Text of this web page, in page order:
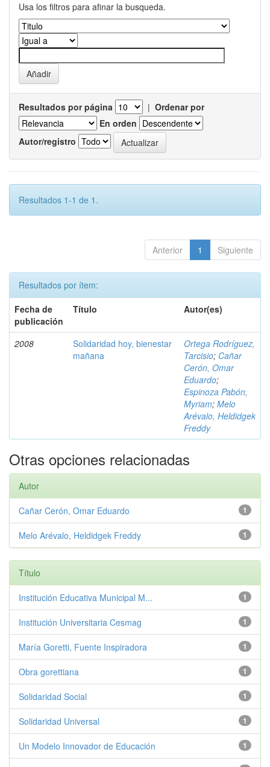
Usa los filtros para afinar la busqueda.
Resultados por página | Ordenar por
En orden
Autor/registro
Resultados 1-1 de 1.
Anterior 1 Siguiente
Resultados por ítem:
Fecha de
publicación
Título Autor(es)
2008
Solidaridad hoy, bienestar
mañana
Ortega Rodríguez,
Tarcisio; Cañar
Cerón, Omar
Eduardo;
Espinoza Pabón,
Myriam; Melo
Arévalo, Heldidgek
Freddy
Otras opciones relacionadas
Autor
1
Cañar Cerón, Omar Eduardo
1
Melo Arévalo, Heldidgek Freddy
Título
1
Institución Educativa Municipal M...
1
Institución Universitaria Cesmag
1
María Goretti, Fuente Inspiradora
1
Obra gorettiana
1
Solidaridad Social
1
Solidaridad Universal
1
Un Modelo Innovador de Educación